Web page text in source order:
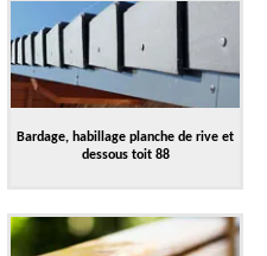
Bardage, habillage planche de rive et
dessous toit 88